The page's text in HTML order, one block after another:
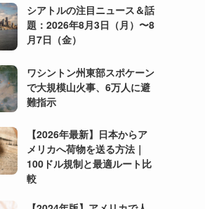
シアトルの注目ニュース＆話
題：2026年8月3日（月）〜8
月7日（金）
ワシントン州東部スポケーン
で大規模山火事、6万人に避
難指示
【2026年最新】日本からア
メリカへ荷物を送る方法｜
100ドル規制と最適ルート比
較